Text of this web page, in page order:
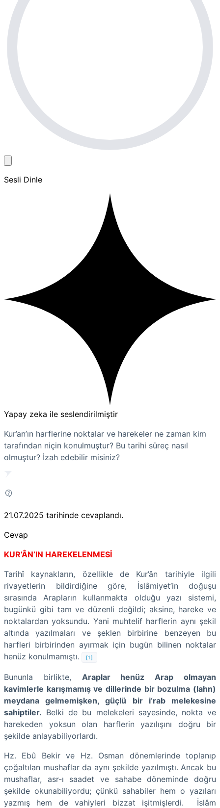
Sesli Dinle
Yapay zeka ile seslendirilmiştir
Kur’an’ın harflerine noktalar ve harekeler ne zaman kim
tarafından niçin konulmuştur? Bu tarihi süreç nasıl
olmuştur? İzah edebilir misiniz?
21.07.2025 tarihinde cevaplandı.
Cevap
KUR’ÂN’IN HAREKELENMESİ
Tarihî kaynakların, özellikle de Kur’ân tarihiyle ilgili
rivayetlerin bildirdiğine göre, İslâmiyet’in doğuşu
sırasında Arapların kullanmakta olduğu yazı sistemi,
bugünkü gibi tam ve düzenli değildi; aksine, hareke ve
noktalardan yoksundu. Yani muhtelif harflerin aynı şekil
altında yazılmaları ve şeklen birbirine benzeyen bu
harfleri birbirinden ayırmak için bugün bilinen noktalar
henüz konulmamıştı.
[1]
Bununla birlikte, Araplar henüz Arap olmayan
kavimlerle karışmamış ve dillerinde bir bozulma (lahn)
meydana gelmemişken, güçlü bir i‘rab melekesine
sahiptiler. Belki de bu melekeleri sayesinde, nokta ve
harekeden yoksun olan harflerin yazılışını doğru bir
şekilde anlayabiliyorlardı.
Hz. Ebû Bekir ve Hz. Osman dönemlerinde toplanıp
çoğaltılan mushaflar da aynı şekilde yazılmıştı. Ancak bu
mushaflar, asr-ı saadet ve sahabe döneminde doğru
şekilde okunabiliyordu; çünkü sahabiler hem o yazıları
yazmış hem de vahiyleri bizzat işitmişlerdi. İslâm